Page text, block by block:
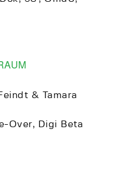
& Tamara
Over, Digi Beta